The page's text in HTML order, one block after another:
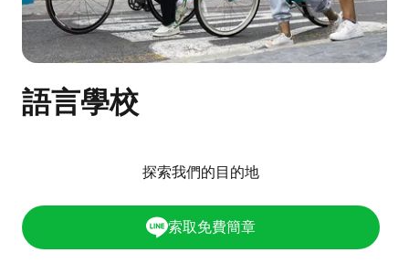
語言學校
探索我們的目的地
索取免費簡章